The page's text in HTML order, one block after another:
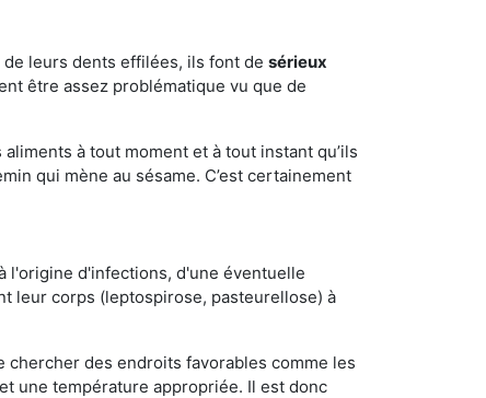
de leurs dents effilées, ils font de sérieux
être assez problématique vu que de
à tout moment et à tout instant qu’ils
qui mène au sésame. C’est certainement
l'origine d'infections, d'une éventuelle
leur corps (leptospirose, pasteurellose) à
chercher des endroits favorables comme les
une température appropriée. Il est donc